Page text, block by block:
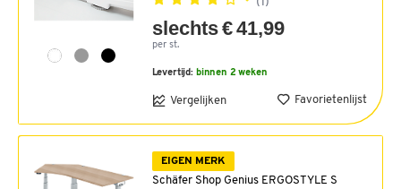
slechts € 41,99
per st.
Levertijd: binnen 2 weken
Vergelijken Favorietenlijst
EIGEN MERK
Schäfer Shop Genius ERGOSTYLE S